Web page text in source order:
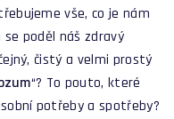
vše, co je nám
poděl náš zdravý
čistý a velmi prostý
“? To pouto, které
potřeby a spotřeby?